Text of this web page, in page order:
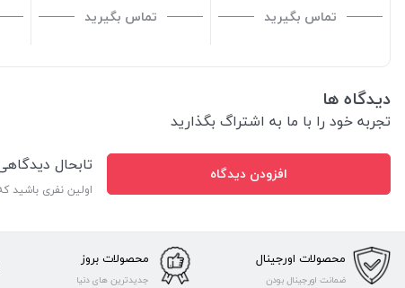
گیگابایت تماس بگیرید
گیگابایت تماس بگیرید
6 گیگابایت
دیدگاه ها
تجربه خود را با ما به اشتراگ بگذارید
افزودن دیدگاه تابحال
اولین نفری باشید
محصولات اورجینال
ضمانت اورجینال بودن
محصولات بروز
جدیدترین های دنیا